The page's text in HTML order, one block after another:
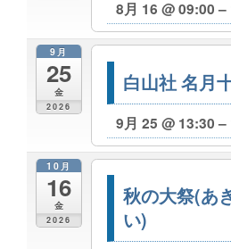
8月 16 @ 09:00 –
9月
25
金
2026
白山社 名月
9月 25 @ 13:30 –
10月
16
金
2026
秋の大祭(あ
い)